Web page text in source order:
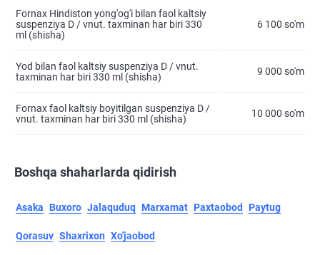
Fornax Hindiston yong'og'i bilan faol kaltsiy
suspenziya D / vnut. taxminan har biri 330
ml (shisha)
6 100 so'm
Yod bilan faol kaltsiy suspenziya D / vnut.
taxminan har biri 330 ml (shisha)
9 000 so'm
Fornax faol kaltsiy boyitilgan suspenziya D /
vnut. taxminan har biri 330 ml (shisha)
10 000 so'm
Boshqa shaharlarda qidirish
Asaka Buxoro Jalaquduq Marxamat Paxtaobod Paytug
Qorasuv Shaxrixon Xo'jaobod